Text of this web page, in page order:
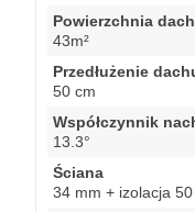
Powierzchnia
43m²
Przedłużenie
50 cm
Współczynnik
13.3°
Ściana
34 mm + izolacja